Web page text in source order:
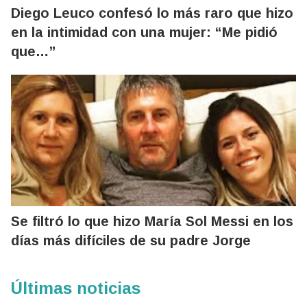
Diego Leuco confesó lo más raro que hizo
en la intimidad con una mujer: “Me pidió
que…”
Se filtró lo que hizo María Sol Messi en los
días más difíciles de su padre Jorge
Últimas noticias